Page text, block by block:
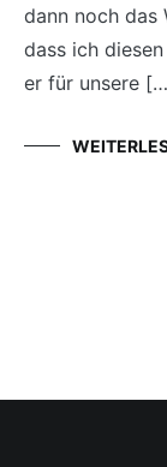
dann noch das
dass ich
er für unsere